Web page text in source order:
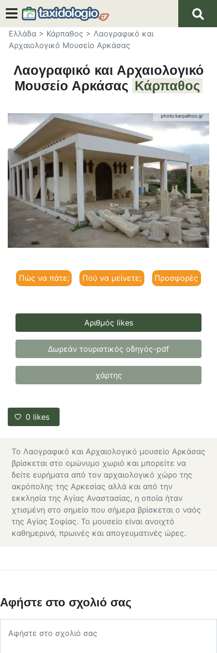
Ελλάδα > Κάρπαθος > Λαογραφικό και
Αρχαιολογικό Μουσείο Αρκάσας
Λαογραφικό και Αρχαιολογικό
Μουσείο Αρκάσας Κάρπαθος
photo:karpathos.gr
Πώς να πάτε; Πού να μείνετε; Προσφορές
Αριθμός likes
Δωρεάν τουριστικός οδηγός-pdf
χάρτης
0 likes
Το Λαογραφικό και Αρχαιολογικό μουσείο Αρκάσας
βρίσκεται στο ομώνυμο χωριό και μπορείτε να
δείτε ευρήματα από τον αρχαιολογικό χώρο της
ακρόπολης της Αρκεσίας αλλά και από την
εκκλησία της Αγίας Αναστασίας, η οποία ήταν
χτισμένη στο σημείο που σήμερα βρίσκεται ο ναός
της Αγίας Σοφίας. Το μουσείο είναι ανοιχτό
καθημερινά, πρωινές και απογευματινές ώρες.
Αφήστε στο σχολιό σας